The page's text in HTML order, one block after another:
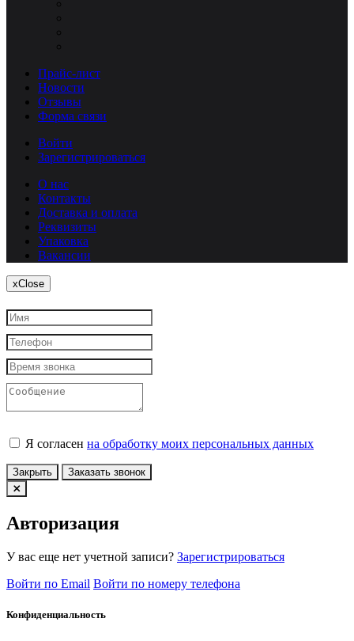
Прайс-лист
Новости
Отзывы
Форма связи
Войти
Зарегистрироваться
О нас
Контакты
Доставка и оплата
Реквизиты
Упаковка
Вакансии
xClose
Я согласен на обработку моих персональных данных
Закрыть Заказать звонок
Авторизация
У вас еще нет учетной записи? Зарегистрироваться
Войти по Email Войти по номеру телефона
Конфиденциальность